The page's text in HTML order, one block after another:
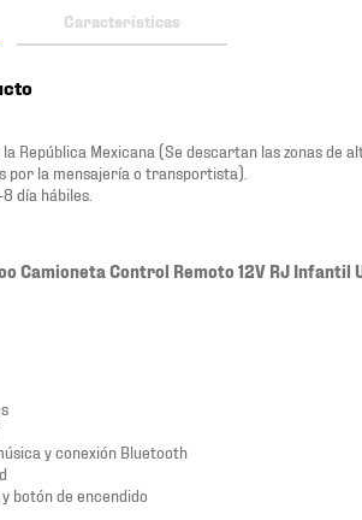
Características
República Mexicana (Se descartan las zonas de
por la mensajería o transportista).
día hábiles.
Camioneta Control Remoto 12V RJ Infantil
y conexión Bluetooth
botón de encendido